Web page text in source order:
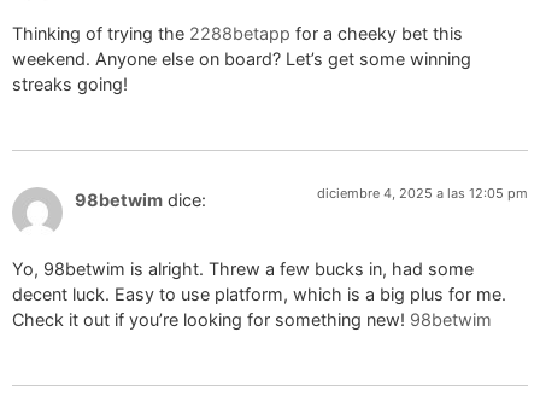
Thinking of trying the 2288betapp for a cheeky bet this
weekend. Anyone else on board? Let’s get some winning
streaks going!
98betwim dice: diciembre 4, 2025 a las 12:05 pm
Yo, 98betwim is alright. Threw a few bucks in, had some
decent luck. Easy to use platform, which is a big plus for me.
Check it out if you’re looking for something new! 98betwim